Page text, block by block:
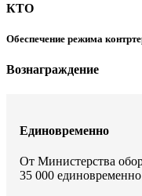
КТО
Обеспечение режима
Вознаграждение
Единовременно
От Министерства
35 000 единовременно